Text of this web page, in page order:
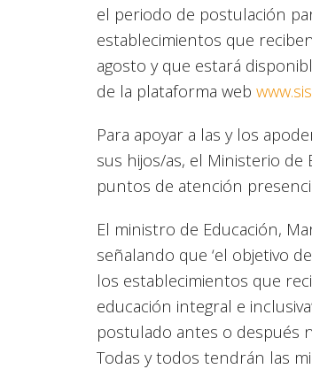
el periodo de postulación
establecimientos que
agosto y que estará
de la plataforma web
Para apoyar a las y los
sus hijos/as, el Ministerio
puntos de atención
El ministro de Educación,
señalando que ‘el objetivo
los establecimientos que
educación integral e
postulado antes o después
Todas y todos tendrán las